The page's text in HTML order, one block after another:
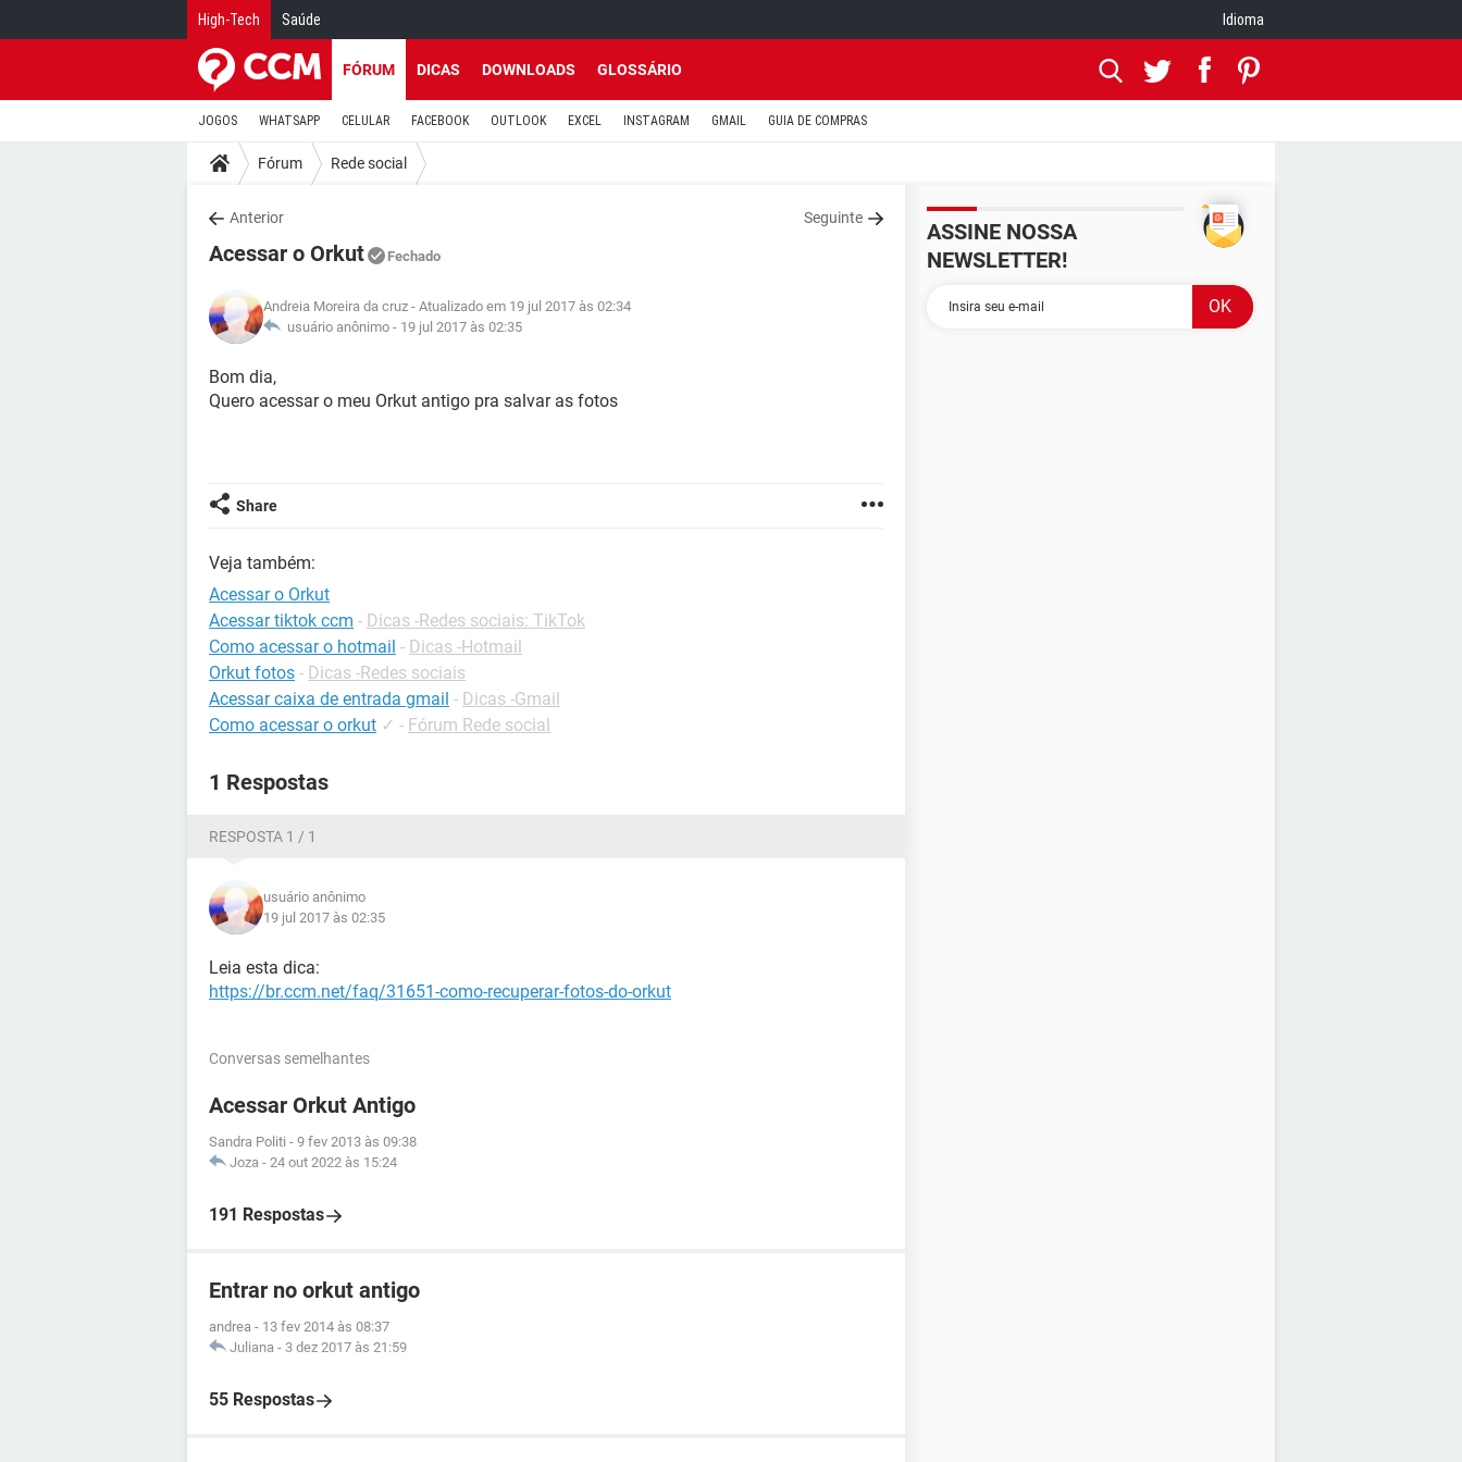
High-Tech Saúde Idioma
FÓRUM DICAS DOWNLOADS GLOSSÁRIO
JOGOS WHATSAPP CELULAR FACEBOOK OUTLOOK EXCEL INSTAGRAM GMAIL GUIA DE COMPRAS
Fórum Rede social
Anterior Seguinte
Acessar o Orkut Fechado
Andreia Moreira da cruz - Atualizado em 19 jul 2017 às 02:34
usuário anônimo - 19 jul 2017 às 02:35
Bom dia,
Quero acessar o meu Orkut antigo pra salvar as fotos
Share
Veja também:
Acessar o Orkut
Acessar tiktok ccm - Dicas -Redes sociais: TikTok
Como acessar o hotmail - Dicas -Hotmail
Orkut fotos - Dicas -Redes sociais
Acessar caixa de entrada gmail - Dicas -Gmail
Como acessar o orkut ✓ - Fórum Rede social
1 Respostas
RESPOSTA 1 / 1
usuário anônimo
19 jul 2017 às 02:35
Leia esta dica:
https://br.ccm.net/faq/31651-como-recuperar-fotos-do-orkut
Conversas semelhantes
Acessar Orkut Antigo
Sandra Politi - 9 fev 2013 às 09:38
Joza - 24 out 2022 às 15:24
191 Respostas
Entrar no orkut antigo
andrea - 13 fev 2014 às 08:37
Juliana - 3 dez 2017 às 21:59
55 Respostas
ASSINE NOSSA
NEWSLETTER!